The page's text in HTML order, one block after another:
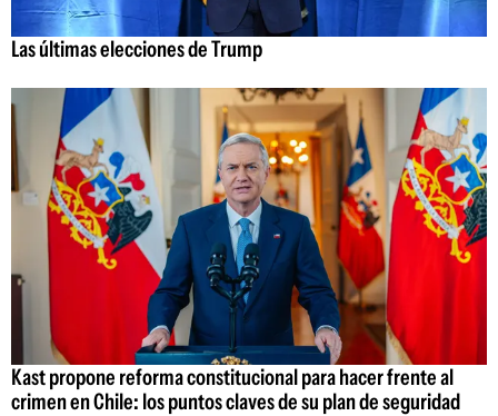
Las últimas elecciones de Trump
Kast propone reforma constitucional para hacer frente al
crimen en Chile: los puntos claves de su plan de seguridad